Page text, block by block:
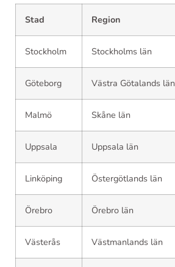
Stad Region
Stockholm Stockholms län
Göteborg Västra Götalands län
Malmö Skåne län
Uppsala Uppsala län
Linköping Östergötlands län
Örebro Örebro län
Västerås Västmanlands län